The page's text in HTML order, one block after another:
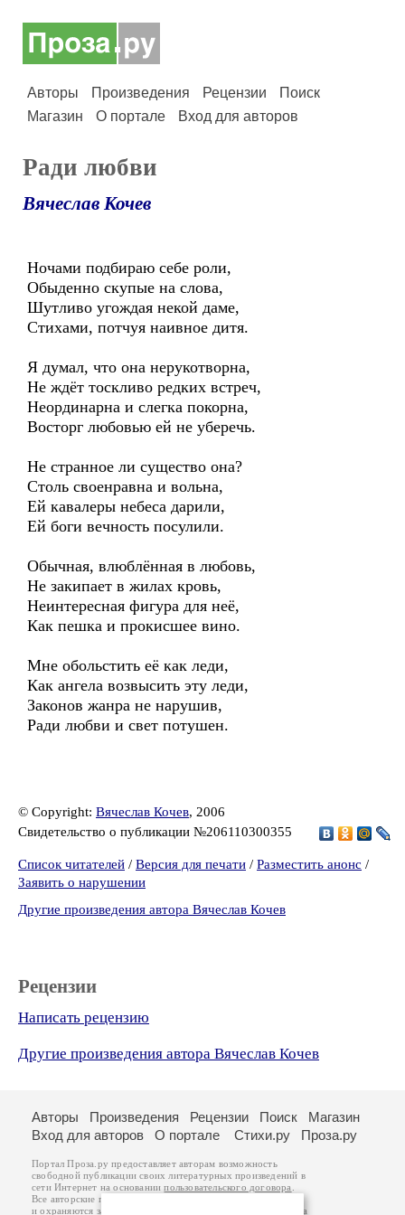
Авторы Произведения Рецензии
Поиск
Магазин
О портале Вход для авторов
Ради любви
Вячеслав Кочев
Ночами подбираю себе роли,
Обыденно скупые на слова,
Шутливо угождая некой даме,
Стихами, потчуя наивное дитя.
Я думал, что она нерукотворна,
Не ждёт тоскливо редких встреч,
Неординарна и слегка покорна,
Восторг любовью ей не уберечь.
Не странное ли существо она?
Столь своенравна и вольна,
Ей кавалеры небеса дарили,
Ей боги вечность посулили.
Обычная, влюблённая в любовь,
Не закипает в жилах кровь,
Неинтересная фигура для неё,
Как пешка и прокисшее вино.
Мне обольстить её как леди,
Как ангела возвысить эту леди,
Законов жанра не нарушив,
Ради любви и свет потушен.
© Copyright: Вячеслав Кочев, 2006
Свидетельство о публикации №206110300355
Список читателей / Версия для печати / Разместить анонс /
Заявить о нарушении
Другие произведения автора Вячеслав Кочев
Рецензии
Написать рецензию
Другие произведения автора Вячеслав Кочев
Авторы Произведения Рецензии Поиск
Магазин
Вход для авторов
О портале Стихи.ру Проза.ру
Портал Проза.ру предоставляет авторам возможность
свободной публикации своих литературных произведений в
сети Интернет на основаниипользовательского договора
Все авторские права на произведения принадлежат авторам
и охраняются законом . Перепечатка произведений возможна